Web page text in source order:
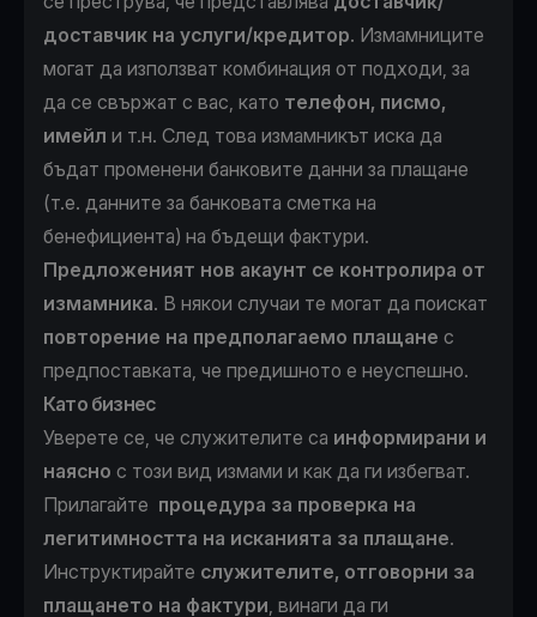
доставчик на услуги/кредитор. Измамниците
могат да използват комбинация от подходи, за
да се свържат с вас, като телефон, писмо,
имейл и т.н. След това измамникът иска да
бъдат променени банковите данни за плащане
(т.е. данните за банковата сметка на
бенефициента) на бъдещи фактури.
Предложеният нов акаунт се контролира от
измамника. В някои случаи те могат да поискат
повторение на предполагаемо плащане с
предпоставката, че предишното е неуспешно.
Като бизнес
Уверете се, че служителите са информирани и
наясно с този вид измами и как да ги избегват.
Прилагайте процедура за проверка на
легитимността на исканията за плащане.
Инструктирайте служителите, отговорни за
плащането на фактури, винаги да ги